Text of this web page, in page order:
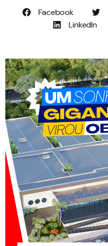
Facebook
LinkedIn